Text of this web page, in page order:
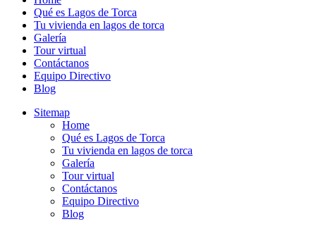
Qué es Lagos de Torca
Tu vivienda en lagos de torca
Galería
Tour virtual
Contáctanos
Equipo Directivo
Blog
Sitemap
Home
Qué es Lagos de Torca
Tu vivienda en lagos de torca
Galería
Tour virtual
Contáctanos
Equipo Directivo
Blog